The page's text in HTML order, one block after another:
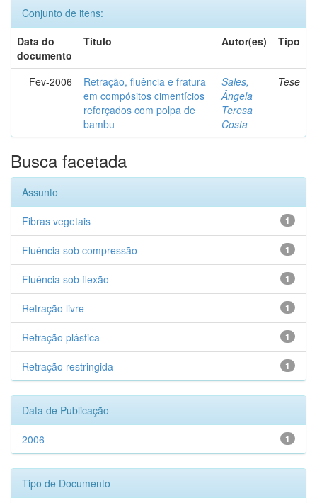
Conjunto de itens:
Data do
documento
Título Autor(es) Tipo
Fev-2006
Retração, fluência e fratura
em compósitos cimentícios
reforçados com polpa de
bambu
Sales,
Ângela
Teresa
Costa
Tese
Busca facetada
Assunto
1
Fibras vegetais
1
Fluência sob compressão
1
Fluência sob flexão
1
Retração livre
1
Retração plástica
1
Retração restringida
Data de Publicação
1
2006
Tipo de Documento